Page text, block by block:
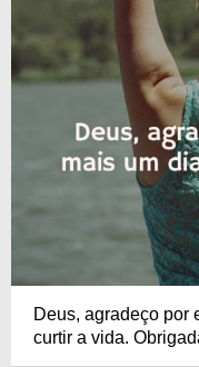
Deus, agradeço por
curtir a vida.